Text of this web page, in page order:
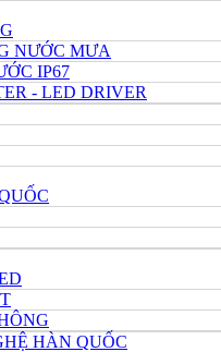
NƯỚC MƯA
IP67
- LED DRIVER
HÀN QUỐC